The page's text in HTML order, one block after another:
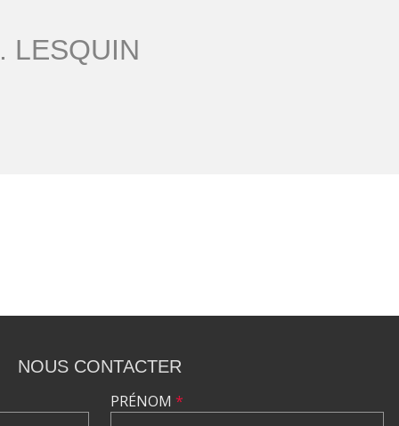
LESQUIN
NOUS CONTACTER
PRÉNOM *